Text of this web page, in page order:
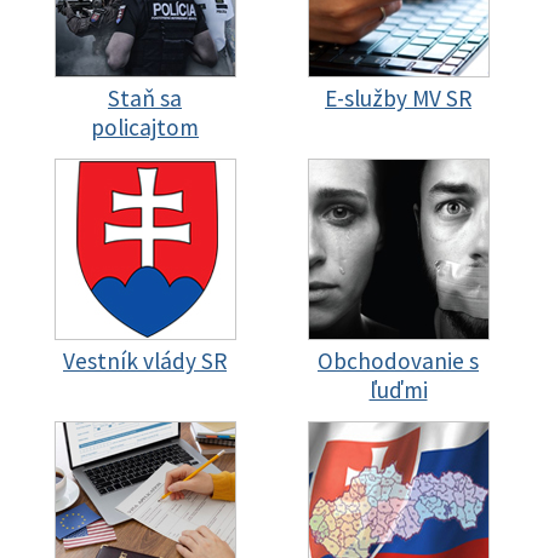
Staň sa
policajtom
E-služby MV SR
Vestník vlády SR
Obchodovanie s
ľuďmi